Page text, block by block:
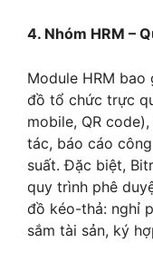
4. Nhóm HRM –
Module HRM
đồ tổ chức trực
mobile, QR
tác, báo cáo
suất. Đặc biệt,
quy trình phê
đồ kéo-thả: nghỉ
sắm tài sản, ký